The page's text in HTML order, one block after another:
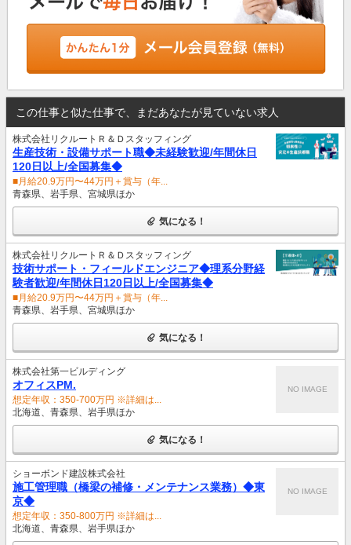
この仕事と似た仕事で、まだあなたが見ていない求人
株式会社リクルートＲ＆Ｄスタッフィング
生産技術・設備サポート職◆未経験歓迎/年間休日
120日以上/全国募集◆
■月給20.9万円〜44万円＋賞与（年...
青森県、岩手県、宮城県ほか
気になる！
株式会社リクルートＲ＆Ｄスタッフィング
技術サポート・フィールドエンジニア◆理系分野経
験者歓迎/年間休日120日以上/全国募集◆
■月給20.9万円〜44万円＋賞与（年...
青森県、岩手県、宮城県ほか
気になる！
株式会社第一ビルディング
オフィスPM.
想定年収：350-700万円 ※詳細は...
北海道、青森県、岩手県ほか
NO IMAGE
気になる！
ショーボンド建設株式会社
施工管理職（橋梁の補修・メンテナンス業務）◆東
京◆
想定年収：350-800万円 ※詳細は...
北海道、青森県、岩手県ほか
NO IMAGE